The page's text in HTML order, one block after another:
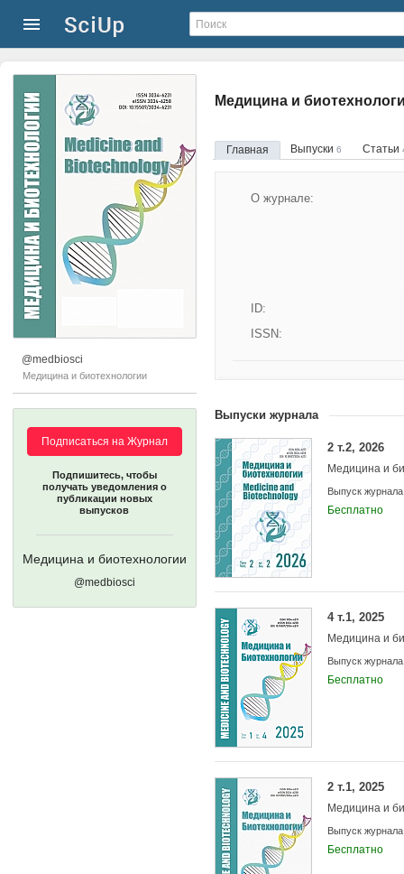
@medbiosci
Медицина и биотехнологии
Подписаться на Журнал
Подпишитесь, чтобы
получать уведомления о
публикации новых
выпусков
Медицина и биотехнологии
@medbiosci
Медицина и
Главная Выпуски 6 Статьи
О журнале:
ID:
ISSN:
Выпуски журнала
2 т.2, 2026
Медицина и
Выпуск журнала
Бесплатно
4 т.1, 2025
Медицина и
Выпуск журнала
Бесплатно
2 т.1, 2025
Медицина и
Выпуск журнала
Бесплатно